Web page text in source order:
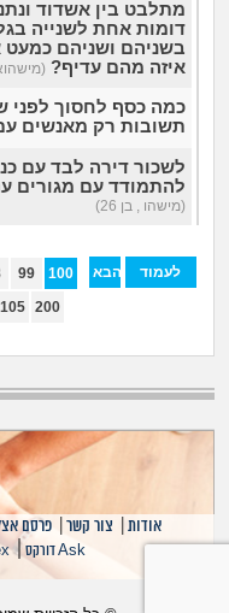
מתלבט בין אשדוד
דומות אחת לשנייה
בשניהם ושניהם כמעט
איזה מהם עדיף? (מישהוא ,
כמה כסף לחסוך לפני
תשובות רק מאנשים עם
לשכור דירה לבד עם
להתמודד עם מגורים
(מישהו , בן 26)
99
100
105 200
הבא
לעמוד
אודות צור קשר |פרסם
Ask דורקס |